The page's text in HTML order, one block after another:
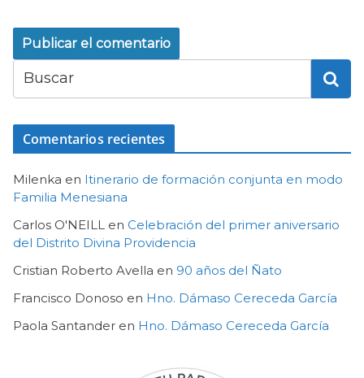
Comentarios recientes
Milenka en Itinerario de formación conjunta en modo
Familia Menesiana
Carlos O'NEILL en Celebración del primer aniversario
del Distrito Divina Providencia
Cristian Roberto Avella en 90 años del Ñato
Francisco Donoso en Hno. Dámaso Cereceda García
Paola Santander en Hno. Dámaso Cereceda García